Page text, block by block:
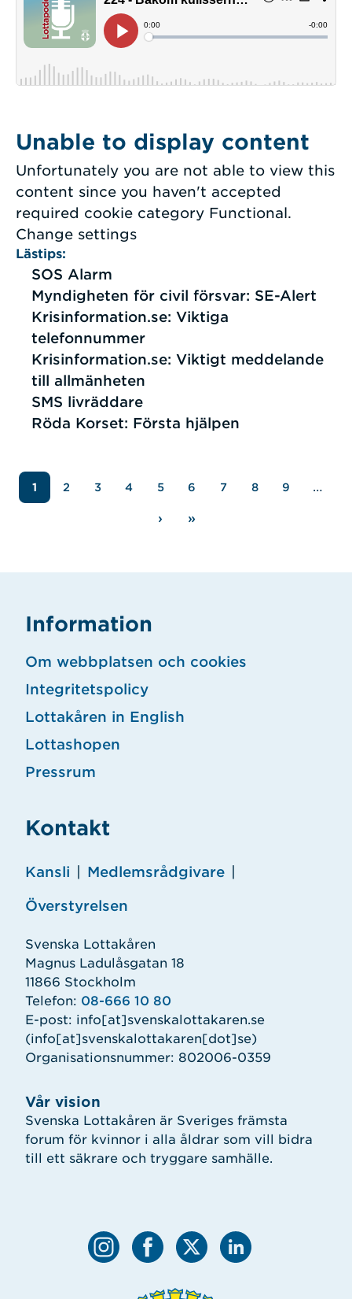
Unable to display content
Unfortunately you are not able to view this
content since you haven't accepted
required cookie category Functional.
Change settings
Lästips:
SOS Alarm
Myndigheten för civil försvar: SE-Alert
Krisinformation.se: Viktiga
telefonnummer
Krisinformation.se: Viktigt meddelande
till allmänheten
SMS livräddare
Röda Korset: Första hjälpen
Paginering
1 Sida
2 Sida
3 Sida
4 Sida
5 Sida
6 Sida
7 Sida
8 Sida
9 …
Nästa
›
Sista
»
Vår vision
Svenska Lottakåren är Sveriges främsta
forum för kvinnor i alla åldrar som vill bidra
till ett säkrare och tryggare samhälle.
Information
Om webbplatsen och cookies
Integritetspolicy
Lottakåren in English
Lottashopen
Pressrum
Kontakt
Kansli Medlemsrådgivare
Överstyrelsen
Svenska Lottakåren
Magnus Ladulåsgatan 18
11866 Stockholm
Telefon: 08-666 10 80
E-post: info[at]svenskalottakaren.se
(info[at]svenskalottakaren[dot]se)
Organisationsnummer: 802006-0359